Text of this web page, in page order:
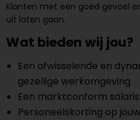
Klanten met een goed gevoel
uit laten gaan.
Wat bieden wij jou?
Een afwisselende en
gezellige werkomgeving
Een marktconform salaris
Personeelskorting op